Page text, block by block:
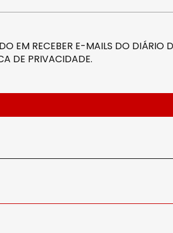
EM RECEBER E-MAILS DO DIÁRIO
DE PRIVACIDADE.